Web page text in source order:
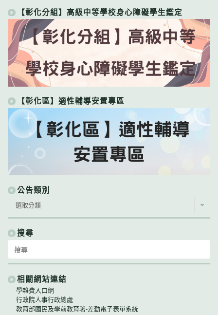
【彰化分組】高級中等學校身心障礙學生鑑定
【彰化區】適性輔導安置專區
公告類別
類
別
選取分類
搜尋
for:
相關網站連結
學雜費入口網
行政院人事行政總處
教育部國民及學前教育署-差勤電子表單系統